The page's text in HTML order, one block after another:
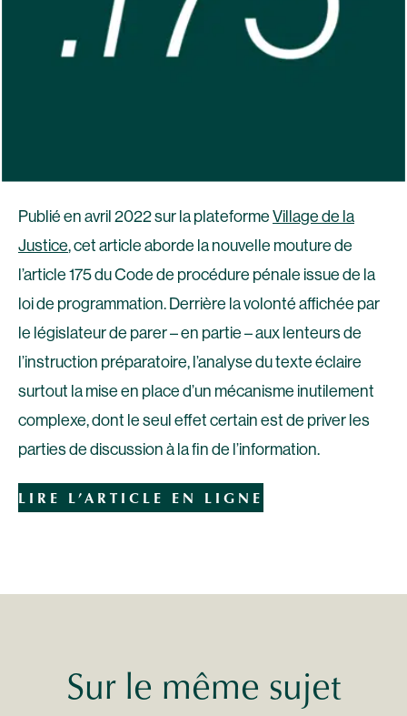
Publié en avril 2022 sur la plateformeVillage de la
Justice, cet article aborde la nouvelle mouture de
l’article 175 du Code de procédure pénale issue de la
loi de programmation. Derrière la volonté affichée par
le législateur de parer – en partie – aux lenteurs de
l’instruction préparatoire, l’analyse du texte éclaire
surtout la mise en place d’un mécanisme inutilement
complexe, dont le seul effet certain est de priver les
parties de discussion à la fin de l’information.
LIRE L’ARTICLE EN LIGNE
Sur le même sujet